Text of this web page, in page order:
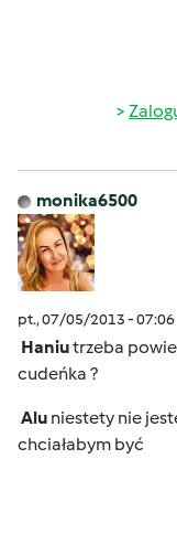
monika6500
pt., 07/05/2013 - 07:06
Haniutrzeba
cudeńka ?
Alu niestety nie
chciałabym być